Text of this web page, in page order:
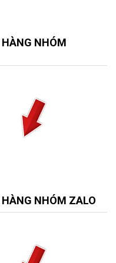
HÀNG NHÓM
NHÓM ZALO